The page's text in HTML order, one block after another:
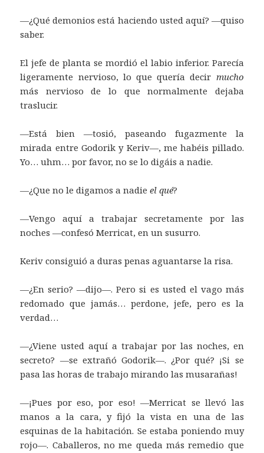
—¿Qué demonios está haciendo usted aquí? —quiso
saber.
El jefe de planta se mordió el labio inferior. Parecía
ligeramente nervioso, lo que quería decir mucho
más nervioso de lo que normalmente dejaba
traslucir.
—Está bien —tosió, paseando fugazmente la
mirada entre Godorik y Keriv—, me habéis pillado.
Yo… uhm… por favor, no se lo digáis a nadie.
—¿Que no le digamos a nadieel qué?
—Vengo aquí a trabajar secretamente por las
noches —confesó Merricat, en un susurro.
Keriv consiguió a duras penas aguantarse la risa.
—¿En serio? —dijo—. Pero si es usted el vago más
redomado que jamás… perdone, jefe, pero es la
verdad…
—¿Viene usted aquí a trabajar por las noches, en
secreto? —se extrañó Godorik—. ¿Por qué? ¡Si se
pasa las horas de trabajo mirando las musarañas!
—¡Pues por eso, por eso! —Merricat se llevó las
manos a la cara, y fijó la vista en una de las
esquinas de la habitación. Se estaba poniendo muy
rojo—. Caballeros, no me queda más remedio que